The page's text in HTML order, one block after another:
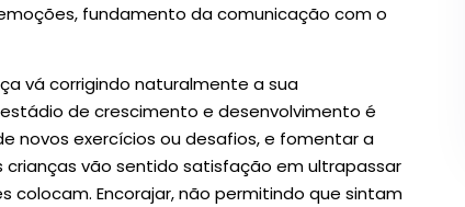
fundamento da comunicação com o
vá corrigindo naturalmente a sua
de crescimento e desenvolvimento é
novos exercícios ou desafios, e fomentar a
vão sentido satisfação em ultrapassar
colocam. Encorajar, não permitindo que sintam